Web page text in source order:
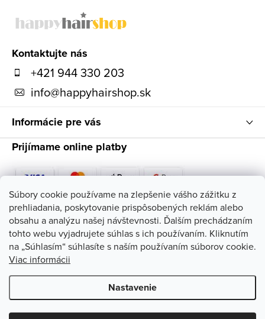
Súbory cookie používame na zlepšenie vášho zážitku z
prehliadania, poskytovanie prispôsobených reklám alebo
obsahu a analýzu našej návštevnosti. Ďalším prechádzaním
tohto webu vyjadrujete súhlas s ich používaním. Kliknutím
na „Súhlasím“ súhlasíte s naším používaním súborov cookie.
Viac informácii
Nastavenie
Kontaktujte nás
+421 944 330 203
info@happyhairshop.sk
Informácie pre vás
Prijímame online platby
Sledujte nás
Copyright 2026HappyHairShop. Všetky práva vyhradené.Upraviť
nastavenie cookies